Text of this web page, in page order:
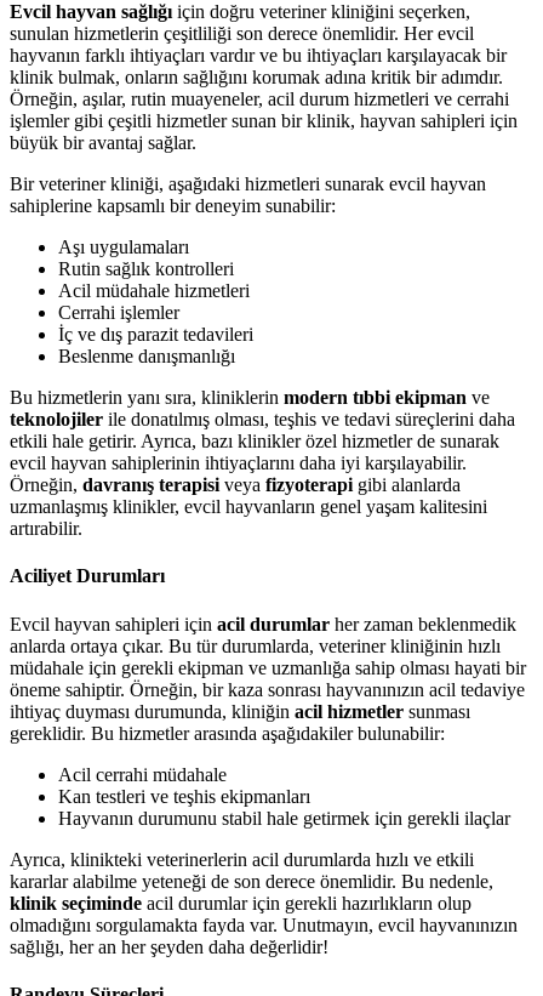
Evcil hayvan sağlığı için doğru veteriner kliniğini seçerken,
sunulan hizmetlerin çeşitliliği son derece önemlidir. Her evcil
hayvanın farklı ihtiyaçları vardır ve bu ihtiyaçları karşılayacak bir
klinik bulmak, onların sağlığını korumak adına kritik bir adımdır.
Örneğin, aşılar, rutin muayeneler, acil durum hizmetleri ve cerrahi
işlemler gibi çeşitli hizmetler sunan bir klinik, hayvan sahipleri için
büyük bir avantaj sağlar.
Bir veteriner kliniği, aşağıdaki hizmetleri sunarak evcil hayvan
sahiplerine kapsamlı bir deneyim sunabilir:
Aşı uygulamaları
Rutin sağlık kontrolleri
Acil müdahale hizmetleri
Cerrahi işlemler
İç ve dış parazit tedavileri
Beslenme danışmanlığı
Bu hizmetlerin yanı sıra, kliniklerin modern tıbbi ekipman ve
teknolojiler ile donatılmış olması, teşhis ve tedavi süreçlerini daha
etkili hale getirir. Ayrıca, bazı klinikler özel hizmetler de sunarak
evcil hayvan sahiplerinin ihtiyaçlarını daha iyi karşılayabilir.
Örneğin, davranış terapisi veya fizyoterapi gibi alanlarda
uzmanlaşmış klinikler, evcil hayvanların genel yaşam kalitesini
artırabilir.
Aciliyet Durumları
Evcil hayvan sahipleri için acil durumlar her zaman beklenmedik
anlarda ortaya çıkar. Bu tür durumlarda, veteriner kliniğinin hızlı
müdahale için gerekli ekipman ve uzmanlığa sahip olması hayati bir
öneme sahiptir. Örneğin, bir kaza sonrası hayvanınızın acil tedaviye
ihtiyaç duyması durumunda, kliniğin acil hizmetler sunması
gereklidir. Bu hizmetler arasında aşağıdakiler bulunabilir:
Acil cerrahi müdahale
Kan testleri ve teşhis ekipmanları
Hayvanın durumunu stabil hale getirmek için gerekli ilaçlar
Ayrıca, klinikteki veterinerlerin acil durumlarda hızlı ve etkili
kararlar alabilme yeteneği de son derece önemlidir. Bu nedenle,
klinik seçiminde acil durumlar için gerekli hazırlıkların olup
olmadığını sorgulamakta fayda var. Unutmayın, evcil hayvanınızın
sağlığı, her an her şeyden daha değerlidir!